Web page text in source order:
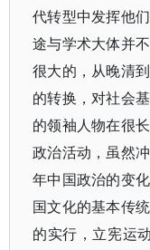
代转型中发挥他
途与学术大体并
很大的，从晚清
的转换，对社会
的领袖人物在很
政治活动，虽然
年中国政治的变
国文化的基本传
的实行，立宪运